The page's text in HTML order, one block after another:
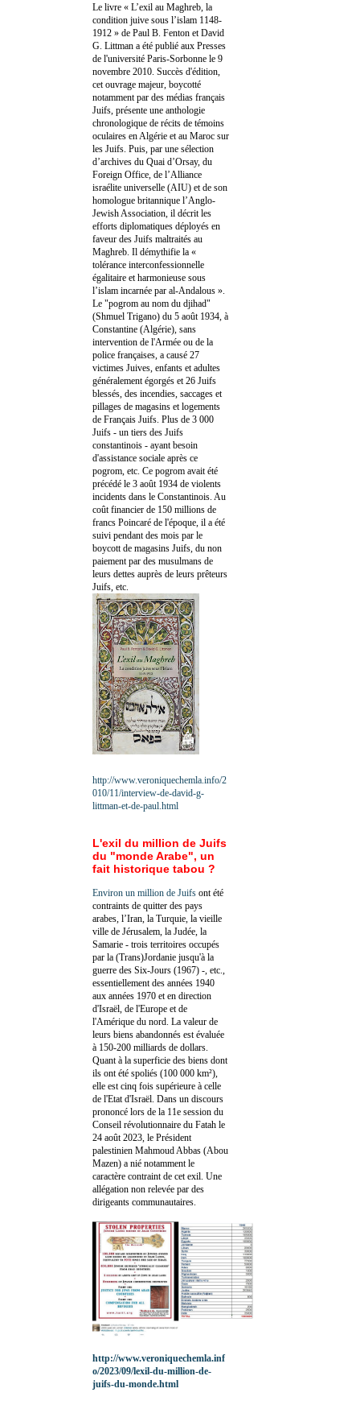
Le livre « L’exil au Maghreb, la
condition juive sous l’islam 1148-
1912 » de Paul B. Fenton et David
G. Littman a été publié aux Presses
de l'université Paris-Sorbonne le 9
novembre 2010. Succès d'édition,
cet ouvrage majeur, boycotté
notamment par des médias français
Juifs, présente une anthologie
chronologique de récits de témoins
oculaires en Algérie et au Maroc sur
les Juifs. Puis, par une sélection
d’archives du Quai d’Orsay, du
Foreign Office, de l’Alliance
israélite universelle (AIU) et de son
homologue britannique l’Anglo-
Jewish Association, il décrit les
efforts diplomatiques déployés en
faveur des Juifs maltraités au
Maghreb. Il démythifie la «
tolérance interconfessionnelle
égalitaire et harmonieuse sous
l’islam incarnée par al-Andalous ».
Le "pogrom au nom du djihad"
(Shmuel Trigano) du 5 août 1934, à
Constantine (Algérie), sans
intervention de l'Armée ou de la
police françaises, a causé 27
victimes Juives, enfants et adultes
généralement égorgés et 26 Juifs
blessés, des incendies, saccages et
pillages de magasins et logements
de Français Juifs. Plus de 3 000
Juifs - un tiers des Juifs
constantinois - ayant besoin
d'assistance sociale après ce
pogrom, etc. Ce pogrom avait été
précédé le 3 août 1934 de violents
incidents dans le Constantinois. Au
coût financier de 150 millions de
francs Poincaré de l'époque, il a été
suivi pendant des mois par le
boycott de magasins Juifs, du non
paiement par des musulmans de
leurs dettes auprès de leurs prêteurs
Juifs, etc.
http://www.veroniquechemla.info/2
010/11/interview-de-david-g-
littman-et-de-paul.html
L'exil du million de Juifs
du "monde Arabe", un
fait historique tabou ?
Environ un million de Juifs ont été
contraints de quitter des pays
arabes, l’Iran, la Turquie, la vieille
ville de Jérusalem, la Judée, la
Samarie - trois territoires occupés
par la (Trans)Jordanie jusqu'à la
guerre des Six-Jours (1967) -, etc.,
essentiellement des années 1940
aux années 1970 et en direction
d'Israël, de l'Europe et de
l'Amérique du nord. La valeur de
leurs biens abandonnés est évaluée
à 150-200 milliards de dollars.
Quant à la superficie des biens dont
ils ont été spoliés (100 000 km²),
elle est cinq fois supérieure à celle
de l'Etat d'Israël. Dans un discours
prononcé lors de la 11e session du
Conseil révolutionnaire du Fatah le
24 août 2023, le Président
palestinien Mahmoud Abbas (Abou
Mazen) a nié notamment le
caractère contraint de cet exil. Une
allégation non relevée par des
dirigeants communautaires.
http://www.veroniquechemla.inf
o/2023/09/lexil-du-million-de-
juifs-du-monde.html